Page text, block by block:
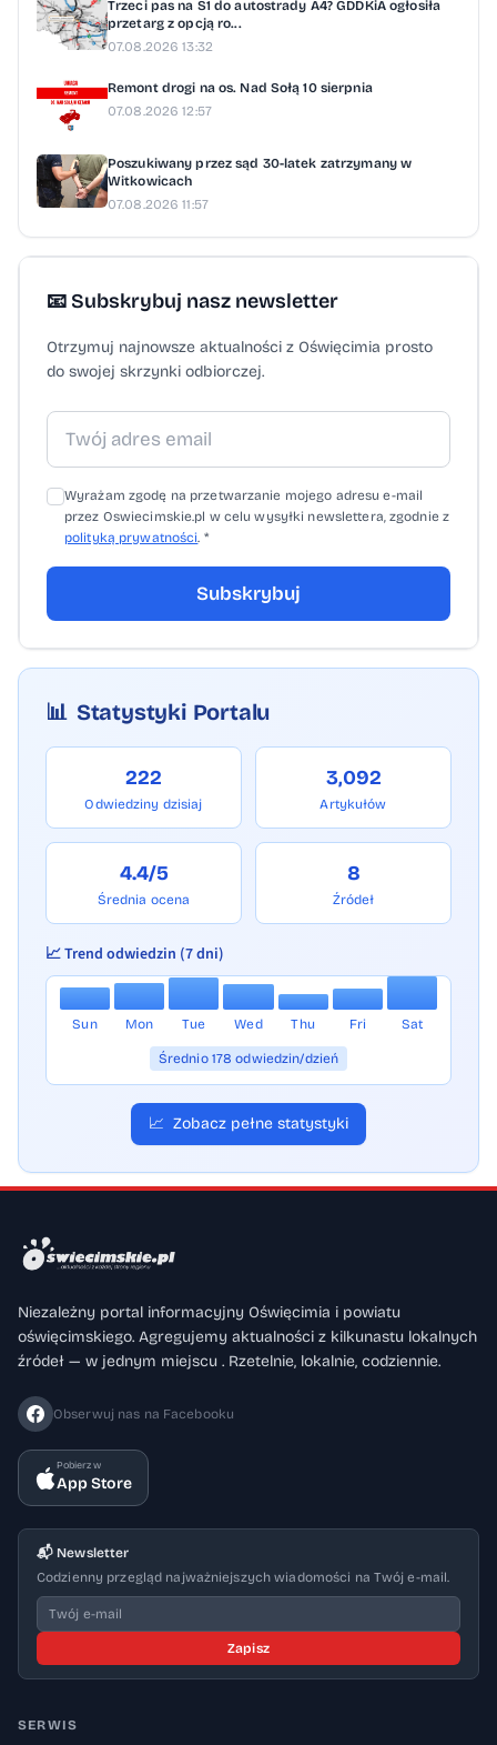
Trzeci pas na S1 do autostrady A4? GDDKiA ogłosiła
przetarg z opcją ro...
07.08.2026 13:32
Remont drogi na os. Nad Sołą 10 sierpnia
07.08.2026 12:57
Poszukiwany przez sąd 30-latek zatrzymany w
Witkowicach
07.08.2026 11:57
📧 Subskrybuj nasz newsletter
Otrzymuj najnowsze aktualności z Oświęcimia prosto
do swojej skrzynki odbiorczej.
Wyrażam zgodę na przetwarzanie mojego adresu e-mail
przez Oswiecimskie.pl w celu wysyłki newslettera, zgodnie z
polityką prywatności. *
Subskrybuj
📊 Statystyki Portalu
222
Odwiedziny dzisiaj
3,092
Artykułów
4.4/5
Średnia ocena
8
Źródeł
📈 Trend odwiedzin (7 dni)
Sun Mon Tue Wed Thu Fri Sat
Średnio 178 odwiedzin/dzień
📈 Zobacz pełne statystyki
Niezależny portal informacyjny Oświęcimia i powiatu
oświęcimskiego. Agregujemy aktualności z kilkunastu lokalnych
źródeł — w jednym miejscu . Rzetelnie, lokalnie, codziennie.
Obserwuj nas na Facebooku
Pobierz w
App Store
📬 Newsletter
Codzienny przegląd najważniejszych wiadomości na Twój e-mail.
Zapisz
SERWIS